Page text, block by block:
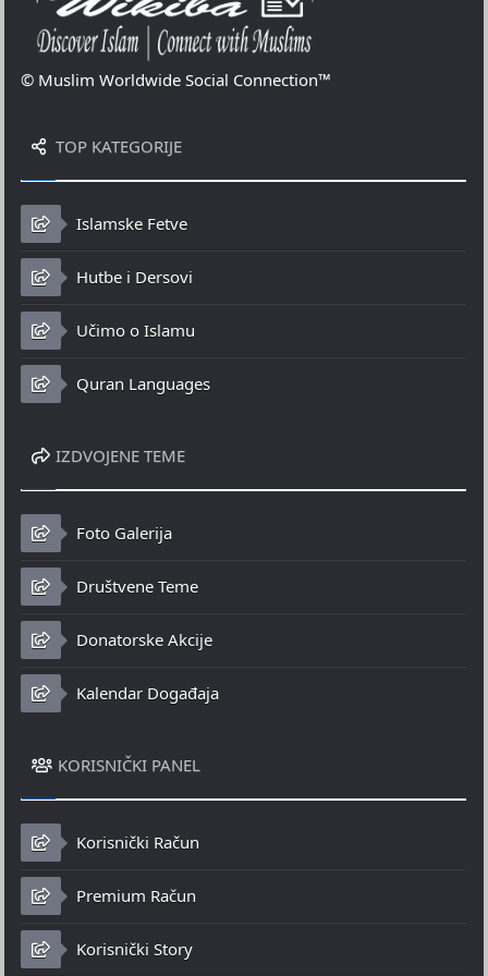
© Muslim Worldwide Social Connection™
TOP KATEGORIJE
Islamske Fetve
Hutbe i Dersovi
Učimo o Islamu
Quran Languages
IZDVOJENE TEME
Foto Galerija
Društvene Teme
Donatorske Akcije
Kalendar Događaja
KORISNIČKI PANEL
Korisnički Račun
Premium Račun
Korisnički Story